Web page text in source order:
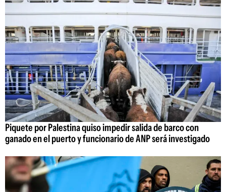
Piquete por Palestina quiso impedir salida de barco con
ganado en el puerto y funcionario de ANP será investigado